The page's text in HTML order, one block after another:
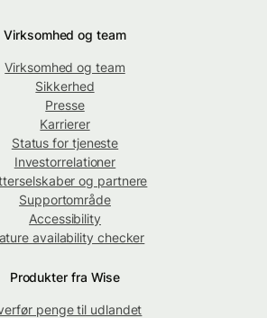
Virksomhed og team
Virksomhed og team
Sikkerhed
Presse
Karrierer
Status for tjeneste
Investorrelationer
og partnere
Supportområde
Accessibility
availability checker
Produkter fra Wise
penge til udlandet